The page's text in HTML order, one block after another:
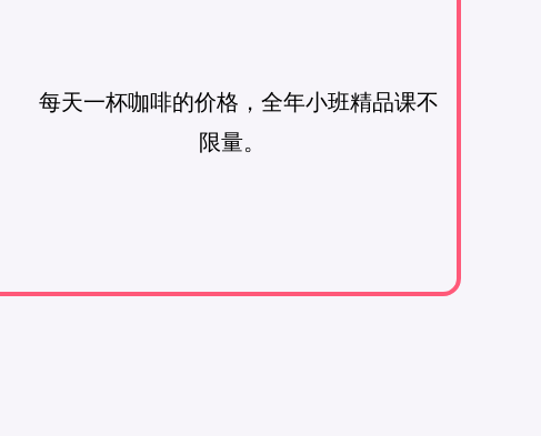
每天一杯咖啡的价格，全年小班精品课不
限量。